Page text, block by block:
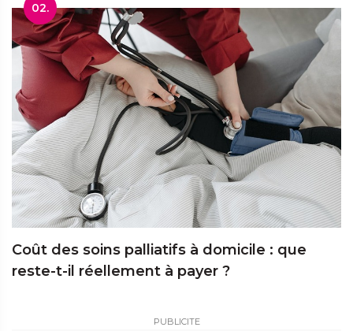
02.
Coût des soins palliatifs à domicile : que
reste-t-il réellement à payer ?